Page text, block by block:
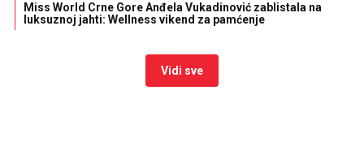
Miss World Crne Gore Anđela Vukadinović zablistala na
luksuznoj jahti: Wellness vikend za pamćenje
Vidi sve